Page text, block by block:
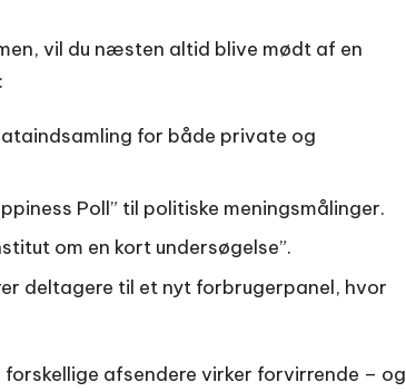
vil du næsten altid blive mødt af en
for både private og
Poll” til politiske menings­målinger.
om en kort undersøgelse”.
deltagere til et nyt forbruger­panel, hvor
afsendere virker forvirrende – og